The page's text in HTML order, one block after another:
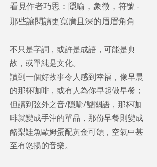
​看見作者巧思：隱喻，象徵，符號 -
那些讓閱讀更寬廣且深的眉眉角角
不只是字詞，或許是成語，可能是典
故，或單純是文化。
讀到一個好故事令人感到幸福，像早晨
的那杯咖啡，或有人為你早起做早餐；
但讀到弦外之音/隱喻/雙關語，那杯咖
啡就變成手沖的單品，那份早餐則變成
酪梨鮭魚歐姆蛋配黃金可頌，空氣中甚
至有悠揚的音樂。